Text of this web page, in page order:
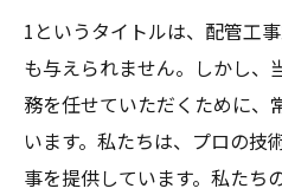
1というタイトルは、配管工
も与えられません。しかし、
務を任せていただくために、
います。私たちは、プロの技
事を提供しています。私たち